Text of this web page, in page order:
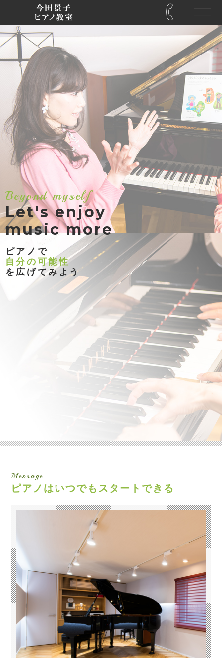
Beyond myself
Let's enjoy
music more
ピアノで
自分の可能性
を広げてみよう
Message
ピアノはいつでも スタートできる